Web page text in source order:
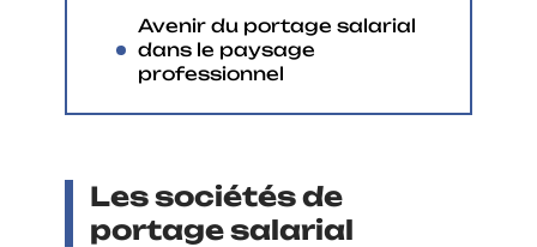
Avenir du portage salarial
dans le paysage
professionnel
Les sociétés de
portage salarial